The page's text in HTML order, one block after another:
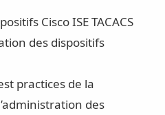
Cisco ISE TACACS
des dispositifs
practices de la
des